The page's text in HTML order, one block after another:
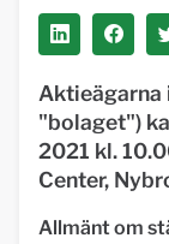
Aktieägarna
"bolaget")
2021 kl.
Center,
Allmänt om